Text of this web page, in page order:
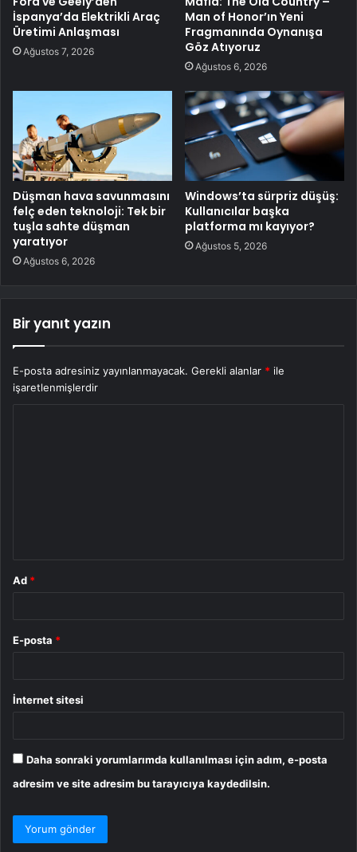
İspanya’da Elektrikli Araç
Üretimi Anlaşması
Ağustos 7, 2026
Man of Honor’ın Yeni
Fragmanında Oynanışa
Göz Atıyoruz
Ağustos 6, 2026
Düşman hava savunmasını
felç eden teknoloji: Tek bir
tuşla sahte düşman
yaratıyor
Ağustos 6, 2026
Windows’ta sürpriz düşüş:
Kullanıcılar başka
platforma mı kayıyor?
Ağustos 5, 2026
Bir yanıt yazın
E-posta adresiniz yayınlanmayacak. Gerekli alanlar * ile
işaretlenmişlerdir
Ad *
E-posta *
İnternet sitesi
Daha sonraki yorumlarımda kullanılması için adım, e-posta
adresim ve site adresim bu tarayıcıya kaydedilsin.